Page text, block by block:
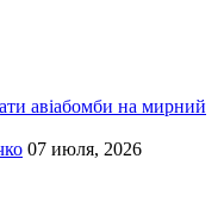
авіабомби на мирний
07 июля, 2026